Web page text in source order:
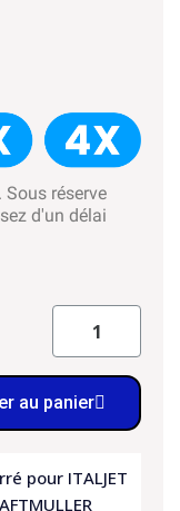
réserve
d'un délai
au panier
pour ITALJET